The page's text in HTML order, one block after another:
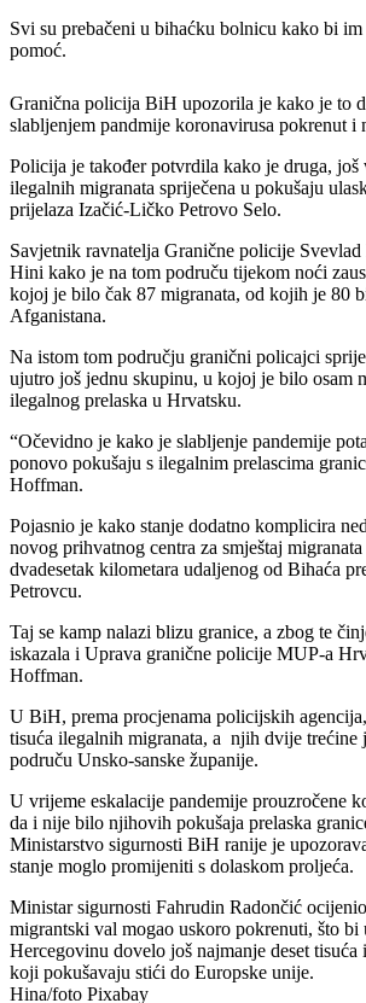
Svi su prebačeni u bihaćku bolnicu kako bi
pomoć.
Granična policija BiH upozorila je kako je to
slabljenjem pandmije koronavirusa pokrenut i
Policija je također potvrdila kako je druga, još
ilegalnih migranata spriječena u pokušaju
prijelaza Izačić-Ličko Petrovo Selo.
Savjetnik ravnatelja Granične policije
Hini kako je na tom područu tijekom noći
kojoj je bilo čak 87 migranata, od kojih je 80
Afganistana.
Na istom tom području granični policajci
ujutro još jednu skupinu, u kojoj je bilo osam
ilegalnog prelaska u Hrvatsku.
“Očevidno je kako je slabljenje pandemije
ponovo pokušaju s ilegalnim prelascima
Hoffman.
Pojasnio je kako stanje dodatno komplicira
novog prihvatnog centra za smještaj
dvadesetak kilometara udaljenog od Bihaća
Petrovcu.
Taj se kamp nalazi blizu granice, a zbog te
iskazala i Uprava granične policije MUP-a
Hoffman.
U BiH, prema procjenama policijskih
tisuća ilegalnih migranata, a njih dvije trećine
područu Unsko-sanske županije.
U vrijeme eskalacije pandemije prouzročene
da i nije bilo njihovih pokušaja prelaska
Ministarstvo sigurnosti BiH ranije je
stanje moglo promijeniti s dolaskom proljeća.
Ministar sigurnosti Fahrudin Radončić
migrantski val mogao uskoro pokrenuti, što bi
Hercegovinu dovelo još najmanje deset tisuća
koji pokušavaju stići do Europske unije.
Hina/foto Pixabay